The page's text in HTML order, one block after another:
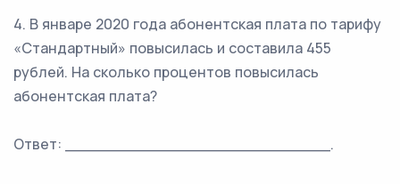
4. В январе 2020 года абонентская плата по тарифу
«Стандартный» повысилась и составила 455
рублей. На сколько процентов повысилась
абонентская плата?
Ответ: ___________________________.